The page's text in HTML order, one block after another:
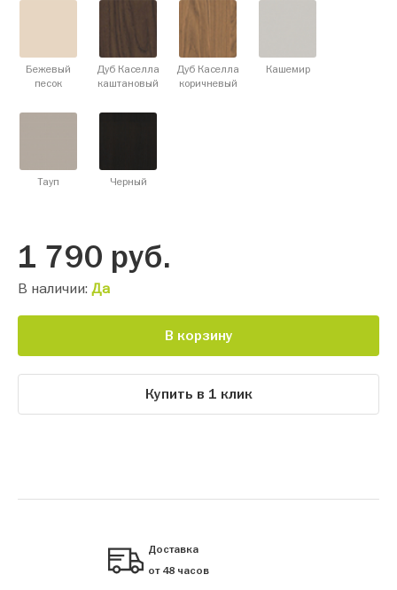
Бежевый
песок
Дуб Каселла
каштановый
Дуб Каселла
коричневый
Кашемир
Тауп Черный
1 790 руб.
В наличии: Да
В корзину
Купить в 1 клик
Доставка
от 48 часов